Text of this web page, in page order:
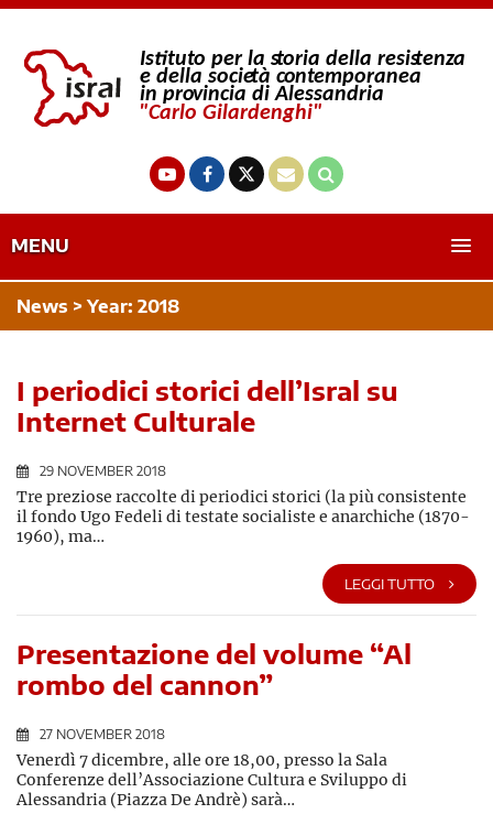
MENU
News > Year: 2018
I periodici storici dell’Isral su
Internet Culturale
29 NOVEMBER 2018
Tre preziose raccolte di periodici storici (la più consistente
il fondo Ugo Fedeli di testate socialiste e anarchiche (1870-
1960), ma…
LEGGI TUTTO
Presentazione del volume “Al
rombo del cannon”
27 NOVEMBER 2018
Venerdì 7 dicembre, alle ore 18,00, presso la Sala
Conferenze dell’Associazione Cultura e Sviluppo di
Alessandria (Piazza De Andrè) sarà…